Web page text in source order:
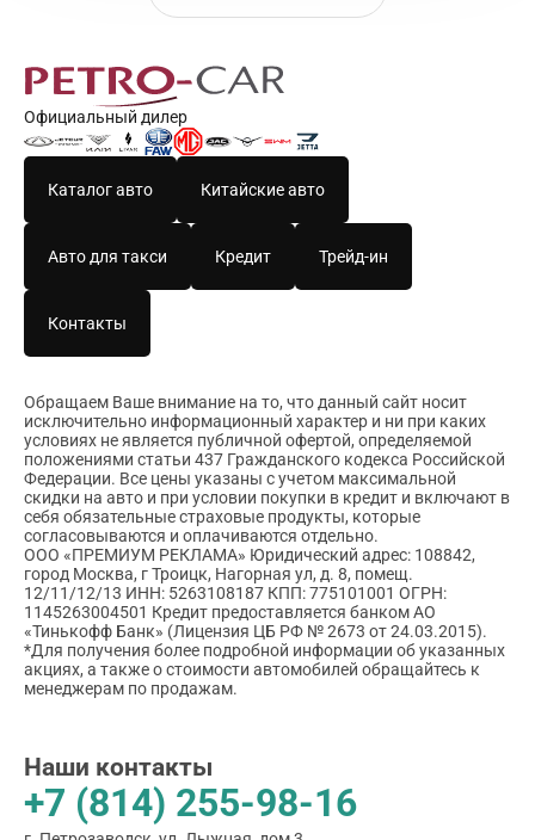
Официальный дилер
Каталог авто Китайские авто
Авто для такси Кредит Трейд-ин
Контакты
Обращаем Ваше внимание на то, что данный сайт носит
исключительно информационный характер и ни при каких
условиях не является публичной офертой, определяемой
положениями статьи 437 Гражданского кодекса Российской
Федерации. Все цены указаны с учетом максимальной
скидки на авто и при условии покупки в кредит и включают в
себя обязательные страховые продукты, которые
согласовываются и оплачиваются отдельно.
ООО «ПРЕМИУМ РЕКЛАМА» Юридический адрес: 108842,
город Москва, г Троицк, Нагорная ул, д. 8, помещ.
12/11/12/13 ИНН: 5263108187 КПП: 775101001 ОГРН:
1145263004501 Кредит предоставляется банком АО
«Тинькофф Банк» (Лицензия ЦБ РФ № 2673 от 24.03.2015).
*Для получения более подробной информации об указанных
акциях, а также о стоимости автомобилей обращайтесь к
менеджерам по продажам.
Наши контакты
+7 (814) 255-98-16